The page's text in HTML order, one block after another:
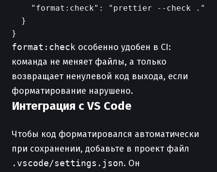
    "format:check": "prettier --check ."
  }
format:check особенно удобен в CI:
команда не меняет файлы, а только
возвращает ненулевой код выхода, если
форматирование нарушено.
Интеграция с VS Code
Чтобы код форматировался автоматически
при сохранении, добавьте в проект файл
.vscode/settings.json. Он